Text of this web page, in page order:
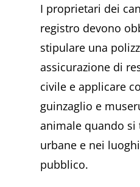
I proprietari dei
registro devono
stipulare una
assicurazione di
civile e applicare
guinzaglio e
animale quando si
urbane e nei
pubblico.